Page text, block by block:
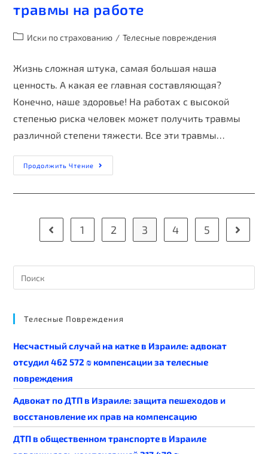
травмы на работе
Иски по страхованию / Телесные повреждения
Жизнь сложная штука, самая большая наша
ценность. А какая ее главная составляющая?
Конечно, наше здоровье! На работах с высокой
степенью риска человек может получить травмы
различной степени тяжести. Все эти травмы…
Продолжить Чтение
1 2 3 4 5
Телесные Повреждения
Несчастный случай на катке в Израиле: адвокат
отсудил 462 572 ₪ компенсации за телесные
повреждения
Адвокат по ДТП в Израиле: защита пешеходов и
восстановление их прав на компенсацию
ДТП в общественном транспорте в Израиле